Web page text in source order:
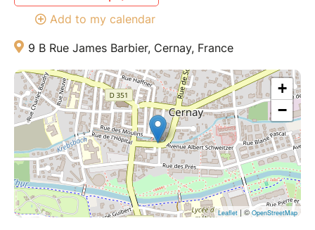
Add to my calendar
9 B Rue James Barbier, Cernay, France
+
−
Leaflet | © OpenStreetMap